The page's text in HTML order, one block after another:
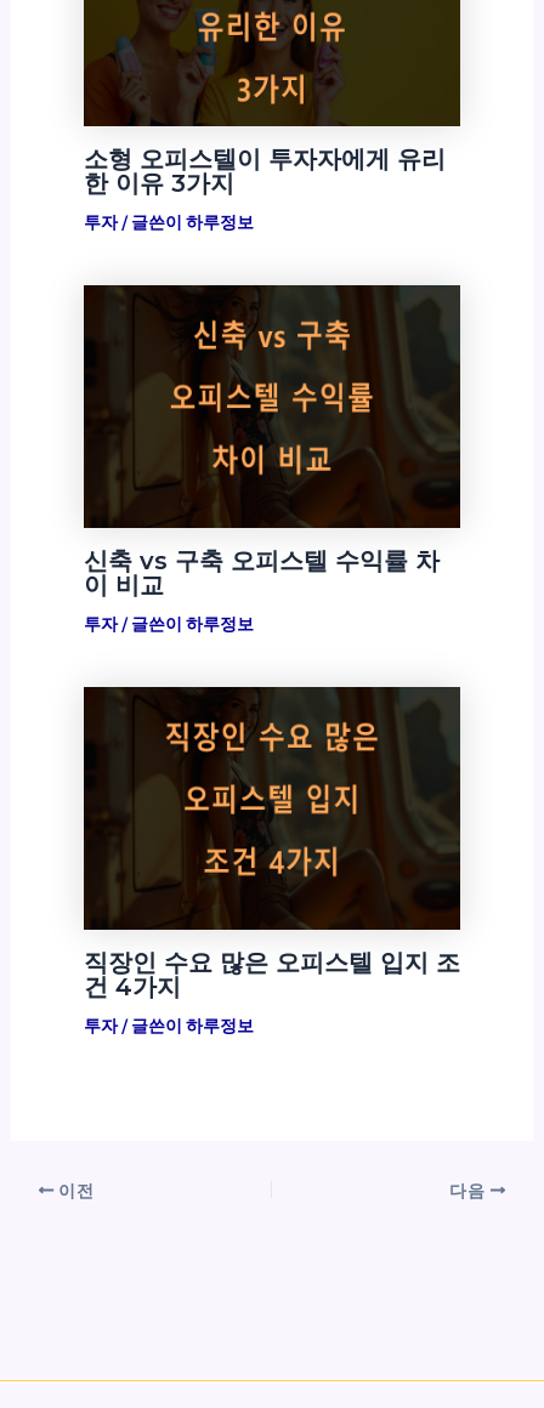
소형 오피스텔이 투자자에게 유리
한 이유 3가지
투자/ 글쓴이 하루정보
신축 vs 구축 오피스텔 수익률 차
이 비교
투자/ 글쓴이 하루정보
직장인 수요 많은 오피스텔 입지 조
건 4가지
투자/ 글쓴이 하루정보
이전 다음